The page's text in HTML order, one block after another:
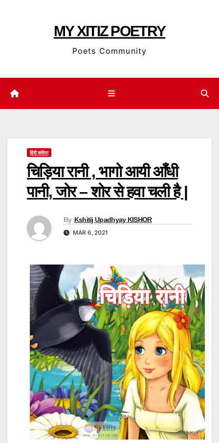
MY XITIZ POETRY
Poets Community
हिंदी कविता
चिड़िया रानी , भागो आयी आँधी
पानी, जोर – शोर से हवा चली है |
By Kshitij Upadhyay KISHOR
MAR 6, 2021